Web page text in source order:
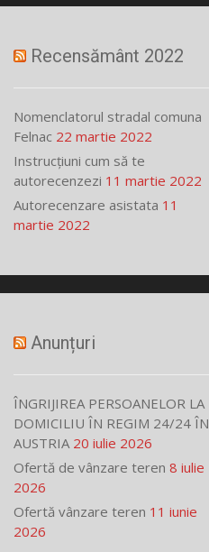
Recensământ 2022
Nomenclatorul stradal comuna
Felnac 22 martie 2022
Instrucțiuni cum să te
autorecenzezi 11 martie 2022
Autorecenzare asistata 11
martie 2022
Anunțuri
ÎNGRIJIREA PERSOANELOR LA
DOMICILIU ÎN REGIM 24/24 ÎN
AUSTRIA 20 iulie 2026
Ofertă de vânzare teren 8 iulie
2026
Ofertă vânzare teren 11 iunie
2026